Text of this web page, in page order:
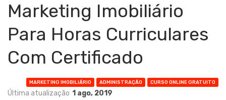
Marketing Imobiliário
Para Horas Curriculares
Com Certificado
MARKETING IMOBILIÁRIO ADMINISTRAÇÃO CURSO ONLINE GRATUITO
Última atualização 1 ago, 2019